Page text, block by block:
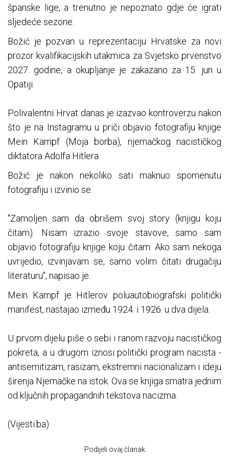
španske lige, a trenutno je nepoznato gdje će igrati
sljedeće sezone.
Božić je pozvan u reprezentaciju Hrvatske za novi
prozor kvalifikacijskih utakmica za Svjetsko prvenstvo
2027. godine, a okupljanje je zakazano za 15. jun u
Opatiji.
Polivalentni Hrvat danas je izazvao kontroverzu nakon
što je na Instagramu u priči objavio fotografiju knjige
Mein Kampf (Moja borba), njemačkog nacističkog
diktatora Adolfa Hitlera.
Božić je nakon nekoliko sati maknuo spomenutu
fotografiju i izvinio se.
"Zamoljen sam da obrišem svoj story (knjigu koju
čitam). Nisam izrazio svoje stavove, samo sam
objavio fotografiju knjige koju čitam. Ako sam nekoga
uvrijedio, izvinjavam se, samo volim čitati drugačiju
literaturu", napisao je.
Mein Kampf je Hitlerov poluautobiografski politički
manifest, nastajao između 1924. i 1926. u dva dijela.
U prvom dijelu piše o sebi i ranom razvoju nacističkog
pokreta, a u drugom iznosi politički program nacista -
antisemitizam, rasizam, ekstremni nacionalizam i ideju
širenja Njemačke na istok. Ova se knjiga smatra jednim
od ključnih propagandnih tekstova nacizma.
(Vijesti.ba)
Podijeli ovaj članak